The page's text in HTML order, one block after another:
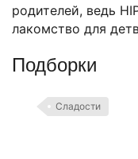
родителей, ведь
лакомство для
Подборки
Сладости